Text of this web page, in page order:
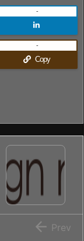
-
Copy
-
 Prev